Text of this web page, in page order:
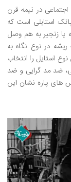
در نیمه قرن
استایلی است که
یا زنجیر به هم وصل
در نوع نگاه به
استایل را انتخاب
ضد مد گرایی و ضد
های پاره نشان این